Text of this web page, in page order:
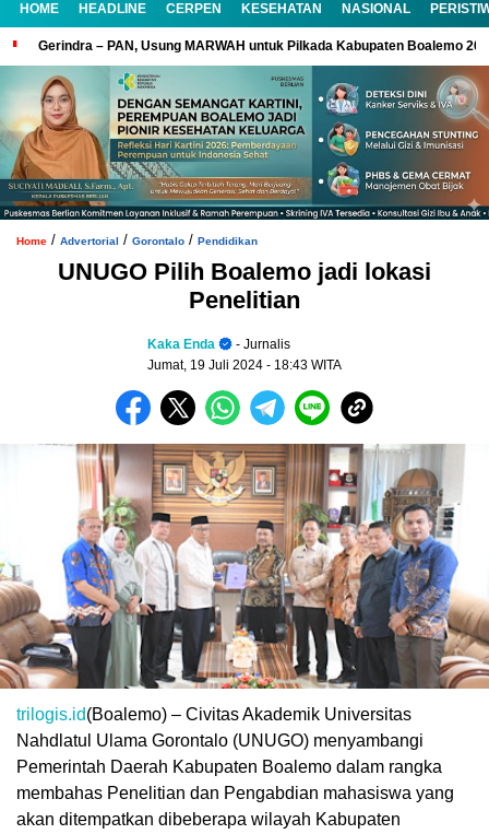
HOME HEADLINE CERPEN KESEHATAN NASIONAL
Gerindra – PAN, Usung MARWAH untuk Pilkada Kabupaten Boalemo
Home / Advertorial / Gorontalo / Pendidikan
UNUGO Pilih Boalemo jadi lokasi
Penelitian
Kaka Enda
- Jurnalis
Jumat, 19 Juli 2024 - 18:43 WITA
trilogis.id(Boalemo) – Civitas Akademik Universitas
Nahdlatul Ulama Gorontalo (UNUGO) menyambangi
Pemerintah Daerah Kabupaten Boalemo dalam rangka
membahas Penelitian dan Pengabdian mahasiswa yang
akan ditempatkan dibeberapa wilayah Kabupaten